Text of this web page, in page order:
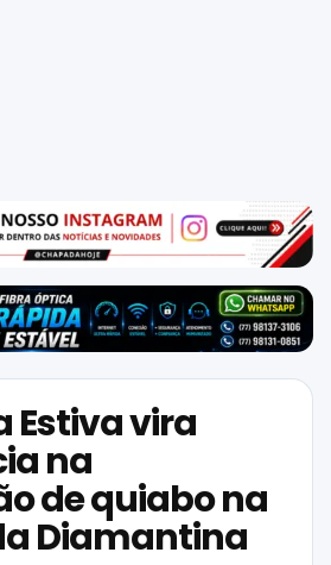
Estiva vira
na
de quiabo na
Diamantina